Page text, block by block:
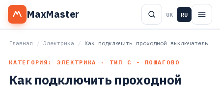
MaxMaster UK RU
Главная / Электрика / Как подключить проходной выключатель
КАТЕГОРИЯ: ЭЛЕКТРИКА · ТИП С - ПОШАГОВО
Как подключить проходной